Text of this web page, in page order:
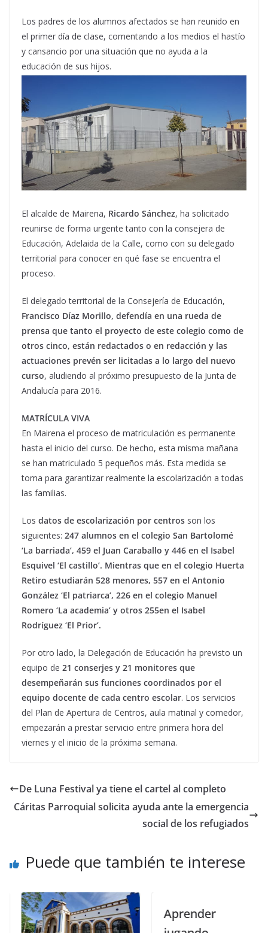
Los padres de los alumnos afectados se han reunido en
el primer día de clase, comentando a los medios el hastío
y cansancio por una situación que no ayuda a la
educación de sus hijos.
El alcalde de Mairena, Ricardo Sánchez, ha solicitado
reunirse de forma urgente tanto con la consejera de
Educación, Adelaida de la Calle, como con su delegado
territorial para conocer en qué fase se encuentra el
proceso.
El delegado territorial de la Consejería de Educación,
Francisco Díaz Morillo, defendía en una rueda de
prensa que tanto el proyecto de este colegio como de
otros cinco, están redactados o en redacción y las
actuaciones prevén ser licitadas a lo largo del nuevo
curso, aludiendo al próximo presupuesto de la Junta de
Andalucía para 2016.
MATRÍCULA VIVA
En Mairena el proceso de matriculación es permanente
hasta el inicio del curso. De hecho, esta misma mañana
se han matriculado 5 pequeños más. Esta medida se
toma para garantizar realmente la escolarización a todas
las familias.
Los datos de escolarización por centros son los
siguientes: 247 alumnos en el colegio San Bartolomé
‘La barriada’, 459 el Juan Caraballo y 446 en el Isabel
Esquivel ‘El castillo’. Mientras que en el colegio Huerta
Retiro estudiarán 528 menores, 557 en el Antonio
González ‘El patriarca’, 226 en el colegio Manuel
Romero ‘La academia’ y otros 255en el Isabel
Rodríguez ‘El Prior’.
Por otro lado, la Delegación de Educación ha previsto un
equipo de 21 conserjes y 21 monitores que
desempeñarán sus funciones coordinados por el
equipo docente de cada centro escolar. Los servicios
del Plan de Apertura de Centros, aula matinal y comedor,
empezarán a prestar servicio entre primera hora del
viernes y el inicio de la próxima semana.
De Luna Festival ya tiene el cartel al completo
Cáritas Parroquial solicita ayuda ante la emergencia
social de los refugiados
Puede que también te interese
Aprender